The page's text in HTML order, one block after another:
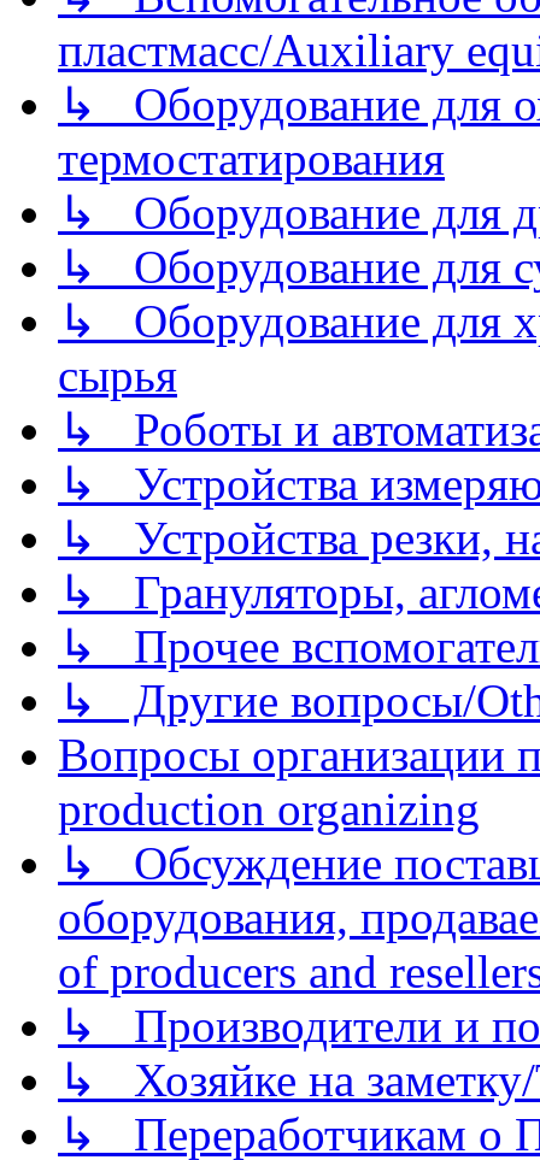
пластмасс/Auxiliary
↳ Оборудование для
термостатирования
↳ Оборудование для
↳ Оборудование для
↳ Оборудование для
сырья
↳ Роботы и
↳ Устройства
↳ Устройства резки,
↳ Грануляторы,
↳ Прочее
↳ Другие вопросы/
Вопросы организации
production organizing
↳ Обсуждение
оборудования,
of producers and
↳ Производители и
↳ Хозяйке на
↳ Переработчикам о